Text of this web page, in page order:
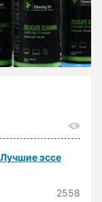
эссе
2558